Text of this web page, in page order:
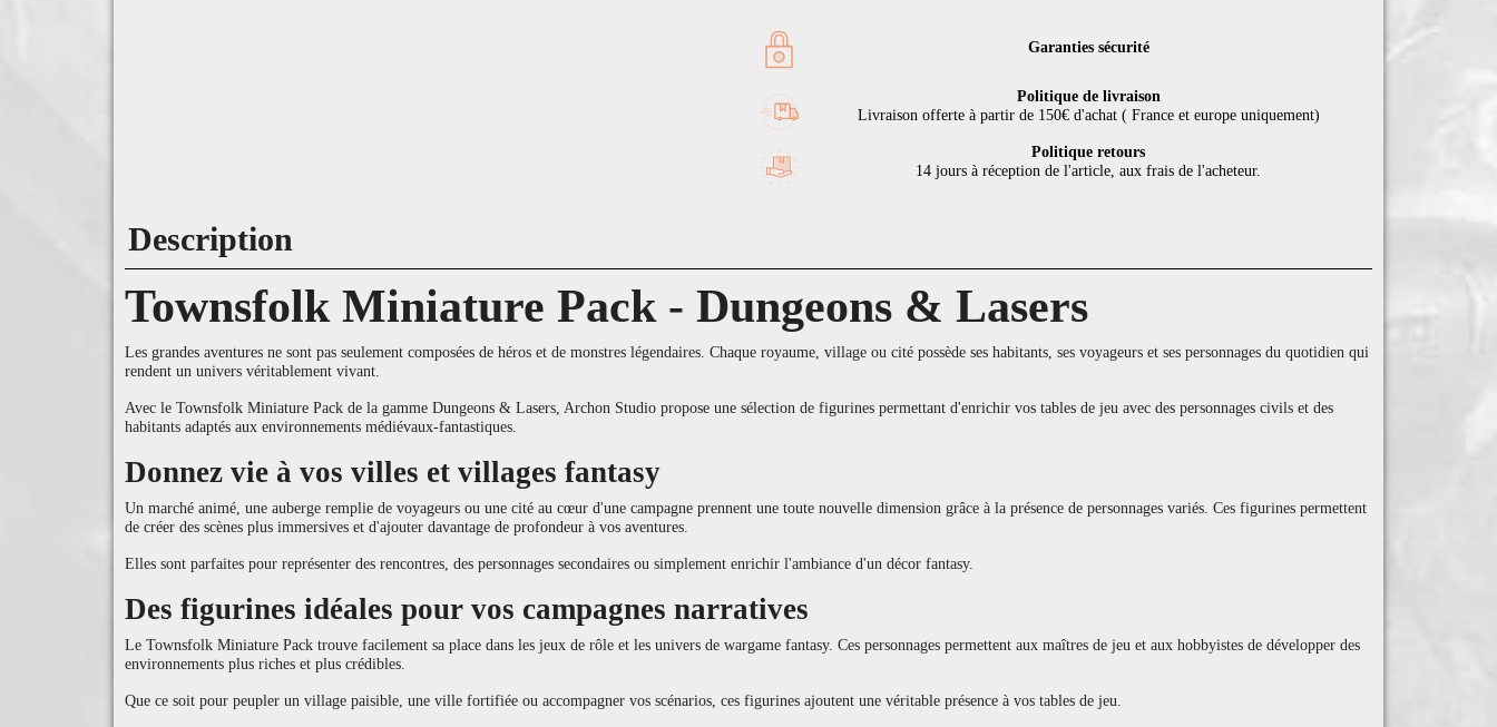
Garanties sécurité
Politique de livraison
Livraison offerte à partir de 150€ d'achat ( France et europe uniquement)
Politique retours
14 jours à réception de l'article, aux frais de l'acheteur.
Description
Townsfolk Miniature Pack - Dungeons & Lasers
Les grandes aventures ne sont pas seulement composées de héros et de monstres légendaires. Chaque royaume, village ou cité possède ses habitants, ses voyageurs et ses personnages du quotidien qui
rendent un univers véritablement vivant.
Avec le Townsfolk Miniature Pack de la gamme Dungeons & Lasers, Archon Studio propose une sélection de figurines permettant d'enrichir vos tables de jeu avec des personnages civils et des
habitants adaptés aux environnements médiévaux-fantastiques.
Donnez vie à vos villes et villages fantasy
Un marché animé, une auberge remplie de voyageurs ou une cité au cœur d'une campagne prennent une toute nouvelle dimension grâce à la présence de personnages variés. Ces figurines permettent
de créer des scènes plus immersives et d'ajouter davantage de profondeur à vos aventures.
Elles sont parfaites pour représenter des rencontres, des personnages secondaires ou simplement enrichir l'ambiance d'un décor fantasy.
Des figurines idéales pour vos campagnes narratives
Le Townsfolk Miniature Pack trouve facilement sa place dans les jeux de rôle et les univers de wargame fantasy. Ces personnages permettent aux maîtres de jeu et aux hobbyistes de développer des
environnements plus riches et plus crédibles.
Que ce soit pour peupler un village paisible, une ville fortifiée ou accompagner vos scénarios, ces figurines ajoutent une véritable présence à vos tables de jeu.